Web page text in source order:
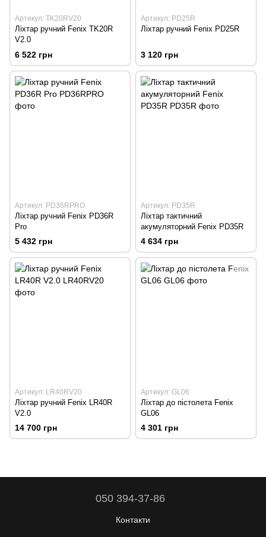
Артикул: TK20RV20
Ліхтар ручний Fenix TK20R
V2.0
6 522 грн
Артикул: PD25R
Ліхтар ручний Fenix PD25R
3 120 грн
Артикул: PD36RPRO
Ліхтар ручний Fenix PD36R
Pro
5 432 грн
Артикул: PD35R
Ліхтар тактичний
акумуляторний Fenix PD35R
4 634 грн
Артикул: LR40RV20
Ліхтар ручний Fenix LR40R
V2.0
14 700 грн
Артикул: GL06
Ліхтар до пістолета Fenix
GL06
4 301 грн
050 394-37-86
Контакти